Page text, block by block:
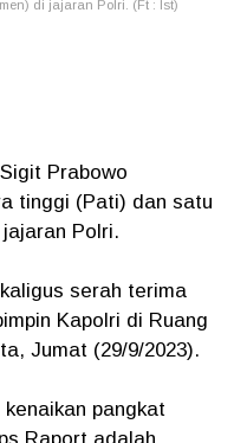
di jajaran Polri. (Ft : Ist)
Prabowo
tinggi (Pati) dan satu
Polri.
serah terima
Kapolri di Ruang
Jumat (29/9/2023).
pangkat